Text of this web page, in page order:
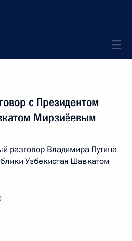
с Президентом
Мирзиёевым
разговор Владимира Путина
Узбекистан Шавкатом